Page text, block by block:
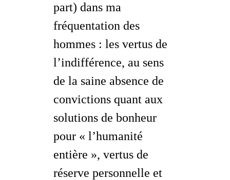
part) dans ma
fréquentation des
hommes : les vertus de
l’indifférence, au sens
de la saine absence de
convictions quant aux
solutions de bonheur
pour « l’humanité
entière », vertus de
réserve personnelle et